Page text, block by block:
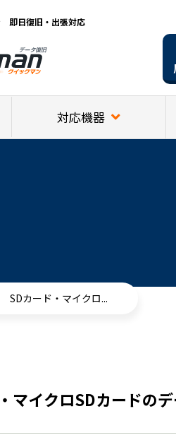
即日復旧・出張対応
対応機器
SDカード・マイクロ...
マイクロSDカードの